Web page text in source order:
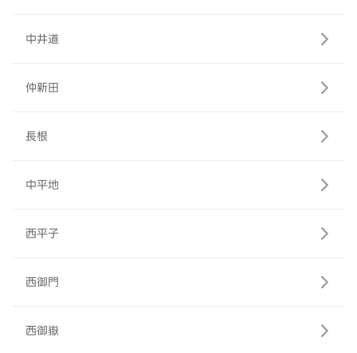
中井道
仲新田
長根
中平地
西平子
西御門
西御嶽